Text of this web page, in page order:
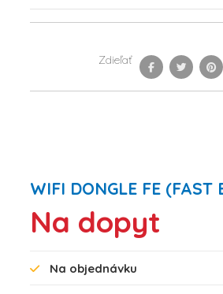
Zdieľať
WIFI DONGLE FE (FAST
Na dopyt
Na objednávku